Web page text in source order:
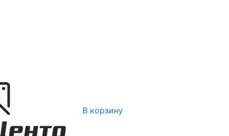
В корзину